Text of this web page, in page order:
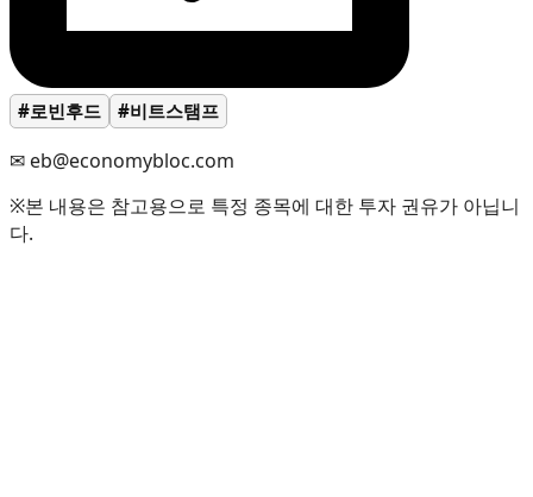
#로빈후드 #비트스탬프
✉ eb@economybloc.com
※본 내용은 참고용으로 특정 종목에 대한 투자 권유가 아닙니
다.